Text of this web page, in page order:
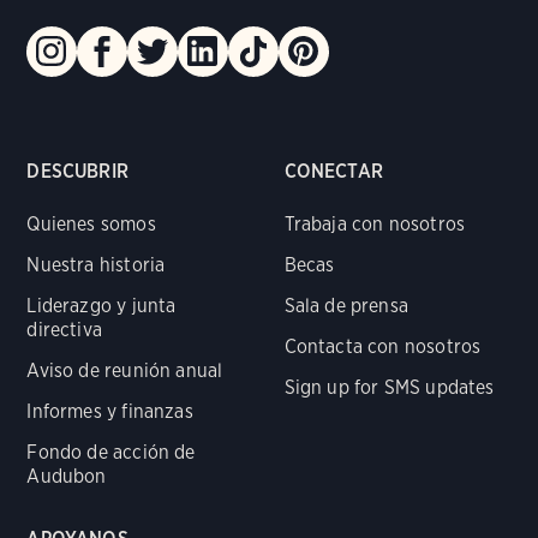
DESCUBRIR
Quienes somos
Nuestra historia
Liderazgo y junta
directiva
Aviso de reunión anual
Informes y finanzas
Fondo de acción de
Audubon
CONECTAR
Trabaja con nosotros
Becas
Sala de prensa
Contacta con nosotros
Sign up for SMS updates